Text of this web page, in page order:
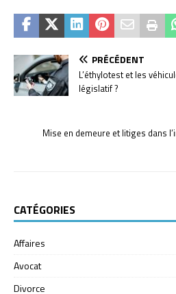
PRÉCÉDENT
L’éthylotest et les
législatif ?
Mise en demeure et litiges dans
CATÉGORIES
Affaires
Avocat
Divorce